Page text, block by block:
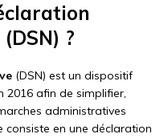
?
(DSN) est un dispositif
2016 afin de simplifier,
administratives
consiste en une déclaration